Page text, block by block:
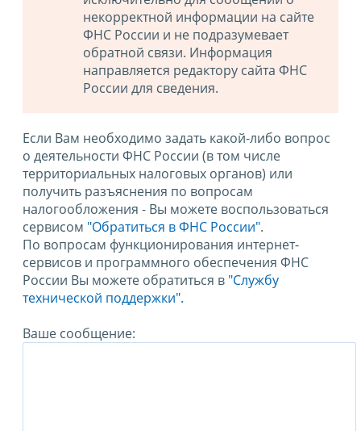
некорректной информации на сайте
ФНС России и не подразумевает
обратной связи. Информация
направляется редактору сайта ФНС
России для сведения.
Если Вам необходимо задать какой-либо вопрос
о деятельности ФНС России (в том числе
территориальных налоговых органов) или
получить разъяснения по вопросам
налогообложения - Вы можете воспользоваться
сервисом "Обратиться в ФНС России".
По вопросам функционирования интернет-
сервисов и программного обеспечения ФНС
России Вы можете обратиться в "Службу
технической поддержки".
Ваше сообщение: